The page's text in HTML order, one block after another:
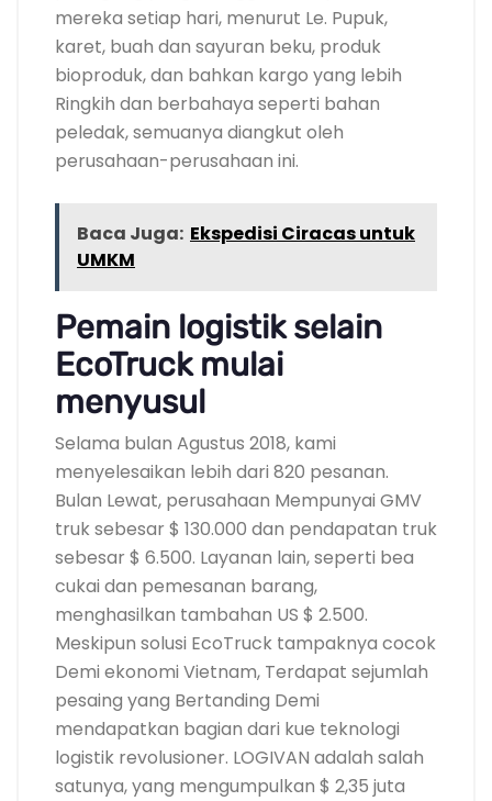
mereka setiap hari, menurut Le. Pupuk,
karet, buah dan sayuran beku, produk
bioproduk, dan bahkan kargo yang lebih
Ringkih dan berbahaya seperti bahan
peledak, semuanya diangkut oleh
perusahaan-perusahaan ini.
Baca Juga: Ekspedisi Ciracas untuk
UMKM
Pemain logistik selain
EcoTruck mulai
menyusul
Selama bulan Agustus 2018, kami
menyelesaikan lebih dari 820 pesanan.
Bulan Lewat, perusahaan Mempunyai GMV
truk sebesar $ 130.000 dan pendapatan truk
sebesar $ 6.500. Layanan lain, seperti bea
cukai dan pemesanan barang,
menghasilkan tambahan US $ 2.500.
Meskipun solusi EcoTruck tampaknya cocok
Demi ekonomi Vietnam, Terdapat sejumlah
pesaing yang Bertanding Demi
mendapatkan bagian dari kue teknologi
logistik revolusioner. LOGIVAN adalah salah
satunya, yang mengumpulkan $ 2,35 juta